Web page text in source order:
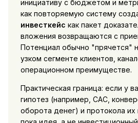
инициативу с бюджетом и
как повторяемую систему
инвесткейс как пакет
вложения возвращаются с
Потенциал обычно "прячется"
узком сегменте клиентов,
операционном преимуществе.
Практическая граница: если у
гипотез (например, CAC,
оборота денег) и протокола их